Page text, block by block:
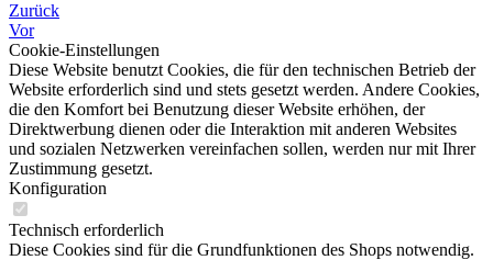
Zurück
Vor
Cookie-Einstellungen
Diese Website benutzt Cookies, die für den technischen Betrieb der
Website erforderlich sind und stets gesetzt werden. Andere Cookies,
die den Komfort bei Benutzung dieser Website erhöhen, der
Direktwerbung dienen oder die Interaktion mit anderen Websites
und sozialen Netzwerken vereinfachen sollen, werden nur mit Ihrer
Zustimmung gesetzt.
Konfiguration
Technisch erforderlich
Diese Cookies sind für die Grundfunktionen des Shops notwendig.